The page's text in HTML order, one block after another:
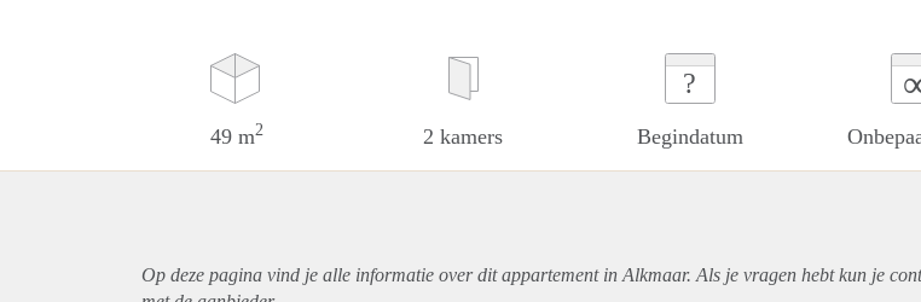
49 m2 2 kamers
?
Begindatum
Op deze pagina vind je alle informatie over ditappartementin Alkmaar. Als je vragen hebt kun je